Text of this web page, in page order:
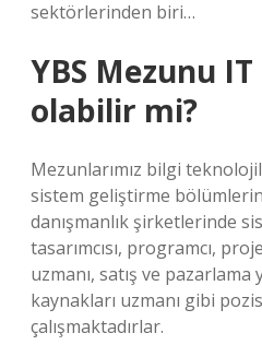
sektörlerinden biri…
YBS Mezunu IT
olabilir mi?
Mezunlarımız bilgi
sistem geliştirme
danışmanlık şirketlerinde
tasarımcısı, programcı,
uzmanı, satış ve
kaynakları uzmanı gibi
çalışmaktadırlar.